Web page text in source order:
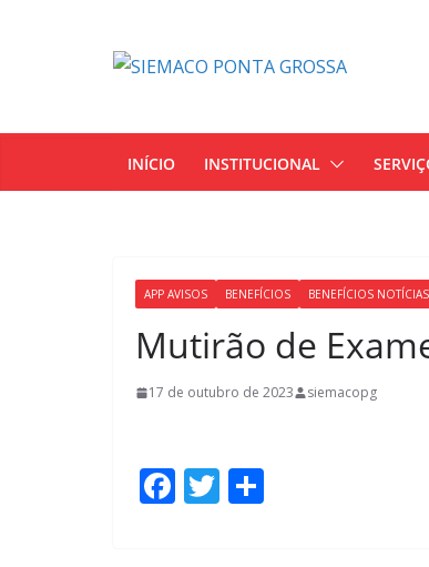
INÍCIO INSTITUCIONAL
APP AVISOS BENEFÍCIOS BENEFÍCIOS NOTÍCIAS
Mutirão de
17 de outubro de 2023 siemacopg
F T